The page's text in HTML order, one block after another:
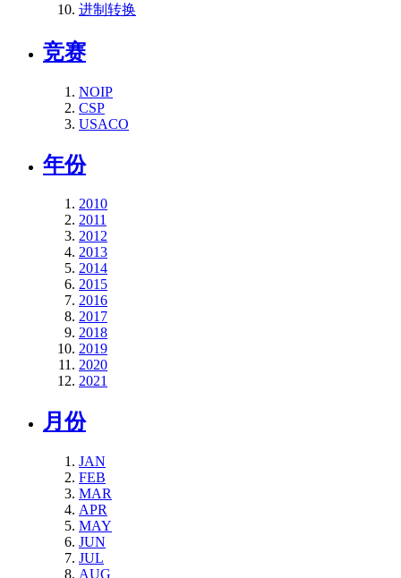
进制转换
竞赛
NOIP
CSP
USACO
年份
2010
2011
2012
2013
2014
2015
2016
2017
2018
2019
2020
2021
月份
JAN
FEB
MAR
APR
MAY
JUN
JUL
AUG